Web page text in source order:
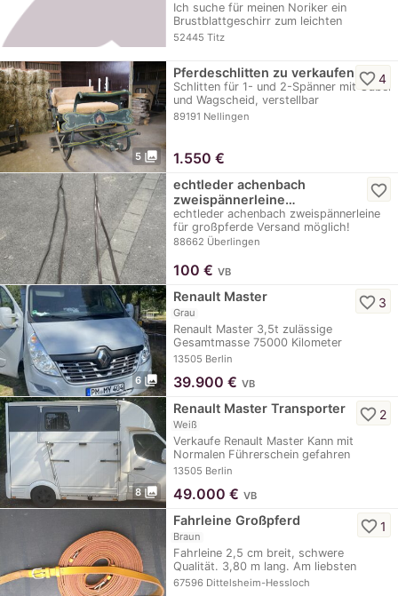
Ich suche für meinen Noriker ein
Brustblattgeschirr zum leichten
Schleppen von Reifen…
52445 Titz
5 photo_library
Pferdeschlitten zu verkaufen
Schlitten für 1- und 2-Spänner mit Gabel
und Wagscheid, verstellbar
vollkommen…
89191 Nellingen
favorite_border4
1.550 €
echtleder achenbach
zweispännerleine…
echtleder achenbach zweispännerleine
für großpferde Versand möglich!
88662 Überlingen
favorite_border
100 € VB
6 photo_library
Renault Master
Grau
Renault Master 3,5t zulässige
Gesamtmasse 75000 Kilometer
Erstzulassung…
13505 Berlin
favorite_border 3
39.900 € VB
8 photo_library
Renault Master Transporter
Weiß
Verkaufe Renault Master Kann mit
Normalen Führerschein gefahren
werden. 53000…
13505 Berlin
favorite_border 2
49.000 € VB
Fahrleine Großpferd
Braun
Fahrleine 2,5 cm breit, schwere
Qualität. 3,80 m lang. Am liebsten
Tausch gegen 3 oder…
67596 Dittelsheim-Hessloch
favorite_border1